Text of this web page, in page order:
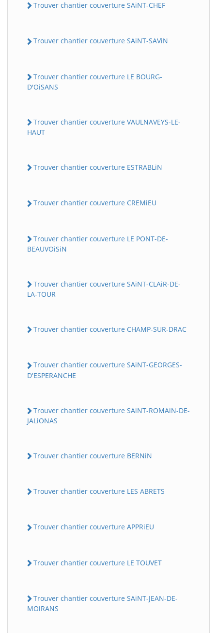
Trouver chantier couverture SAiNT-CHEF
Trouver chantier couverture SAiNT-SAViN
Trouver chantier couverture LE BOURG-
D'OiSANS
Trouver chantier couverture VAULNAVEYS-LE-
HAUT
Trouver chantier couverture ESTRABLiN
Trouver chantier couverture CREMiEU
Trouver chantier couverture LE PONT-DE-
BEAUVOiSiN
Trouver chantier couverture SAiNT-CLAiR-DE-
LA-TOUR
Trouver chantier couverture CHAMP-SUR-DRAC
Trouver chantier couverture SAiNT-GEORGES-
D'ESPERANCHE
Trouver chantier couverture SAiNT-ROMAiN-DE-
JALiONAS
Trouver chantier couverture BERNiN
Trouver chantier couverture LES ABRETS
Trouver chantier couverture APPRiEU
Trouver chantier couverture LE TOUVET
Trouver chantier couverture SAiNT-JEAN-DE-
MOiRANS